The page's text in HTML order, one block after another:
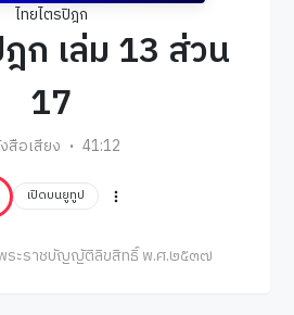
ไทยไตรปิฎก
ก เล่ม 13 ส่วน
17
สือเสียง 41:12
เปิดบนยูทูป
ระราชบัญญัติลิขสิทธิ์ พ.ศ.๒๕๓๗